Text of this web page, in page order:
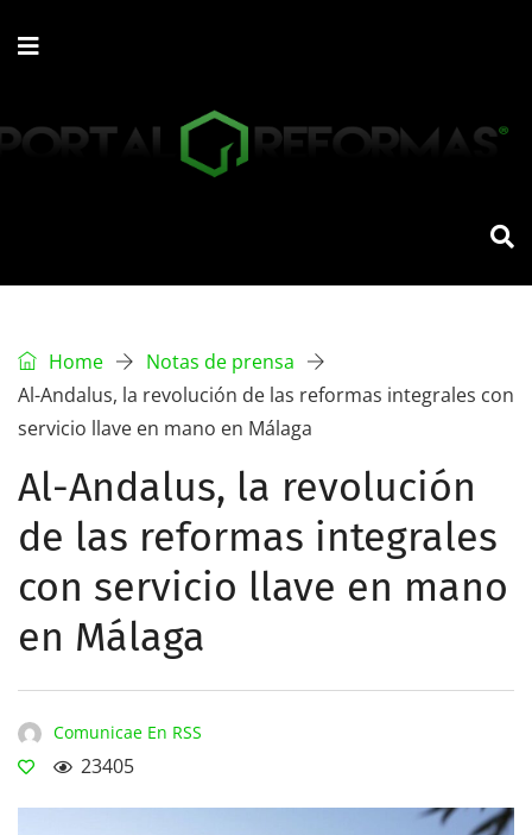
Home
Notas de prensa
Al-Andalus, la revolución de las reformas integrales con
servicio llave en mano en Málaga
Al-Andalus, la revolución
de las reformas integrales
con servicio llave en mano
en Málaga
Comunicae En RSS
23405